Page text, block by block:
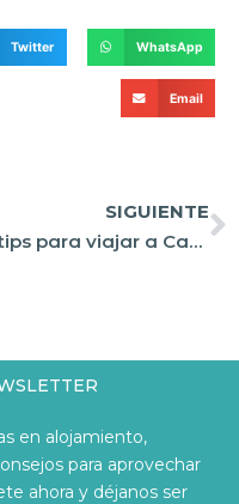
Twitter WhatsApp
Email
SIGUIENTE
10 tips para viajar a Cancún (Todo lo que necesitas saber)
en alojamiento,
para aprovechar
ahora y déjanos ser